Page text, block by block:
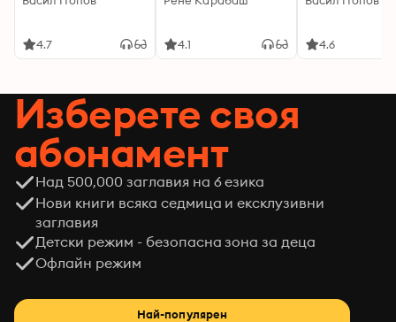
4.7 4.1 4.6
Изберете своя
абонамент
Над 500,000 заглавия на 6 езика
Нови книги всяка седмица и ексклузивни
заглавия
Детски режим - безопасна зона за деца
Офлайн режим
Най-популярен